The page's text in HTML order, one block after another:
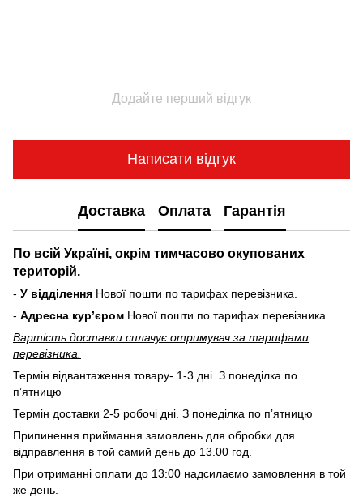
Додайте перший відгук
Написати відгук
Доставка Оплата Гарантія
По всій Україні, окрім тимчасово окупованих
територій.
- У відділення Нової пошти по тарифах перевізника.
- Адресна курʼєром Нової пошти по тарифах перевізника.
Вартість доставки cплачує отримувач за тарифами
перевізника.
Термін відвантаження товару- 1-3 дні. З понеділка по
пʼятницю
Термін доставки 2-5 робочі дні. З понеділка по пʼятницю
Припинення приймання замовлень для обробки для
відправлення в той самий день до 13.00 год.
При отриманні оплати до 13:00 надсилаємо замовлення в той
же день.